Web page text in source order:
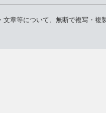
章等について、無断で複写・